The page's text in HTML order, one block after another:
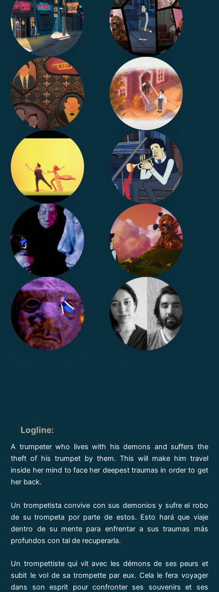
Logline:
A trumpeter who lives with his demons and suffers the
theft of his trumpet by them. This will make him travel
inside her mind to face her deepest traumas in order to get
her back.
Un trompetista convive con sus demonios y sufre el robo
de su trompeta por parte de estos. Esto hará que viaje
dentro de su mente para enfrentar a sus traumas más
profundos con tal de recuperarla.
Un trompettiste qui vit avec les démons de ses peurs et
subit le vol de sa trompette par eux. Cela le fera voyager
dans son esprit pour confronter ses souvenirs et ses